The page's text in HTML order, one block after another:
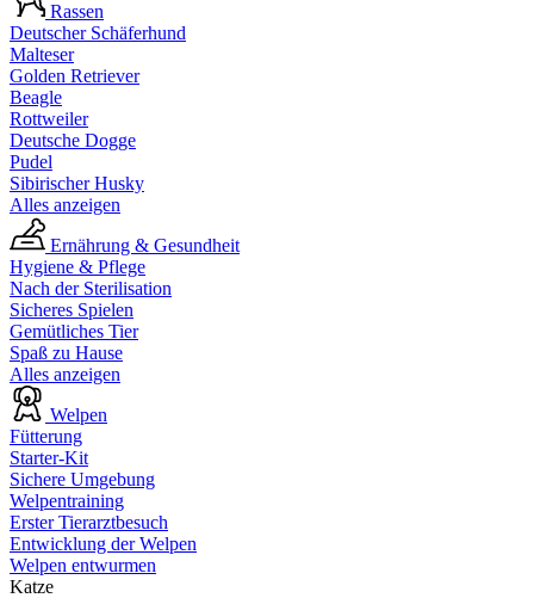
Rassen
Deutscher Schäferhund
Malteser
Golden Retriever
Beagle
Rottweiler
Deutsche Dogge
Pudel
Sibirischer Husky
Alles anzeigen
Ernährung & Gesundheit
Hygiene & Pflege
Nach der Sterilisation
Sicheres Spielen
Gemütliches Tier
Spaß zu Hause
Alles anzeigen
Welpen
Fütterung
Starter-Kit
Sichere Umgebung
Welpentraining
Erster Tierarztbesuch
Entwicklung der Welpen
Welpen entwurmen
Katze